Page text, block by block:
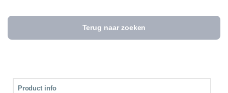
Terug naar zoeken
Product info